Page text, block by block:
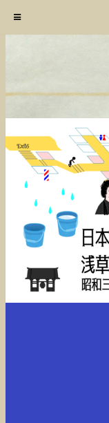
ン
ツ
へ